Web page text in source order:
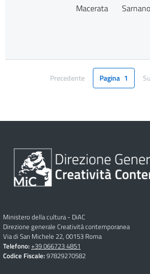
Macerata Sarnano
Pagina
Precedente Pagina 1
Ministero della cultura - DiAC
Direzione generale Creatività contemporanea
Via di San Michele 22, 00153 Roma
Telefono:+39 066723 4851
Codice Fiscale:97829270582